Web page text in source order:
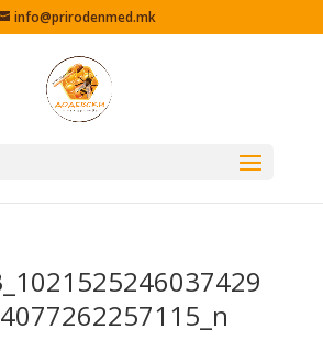
info@prirodenmed.mk